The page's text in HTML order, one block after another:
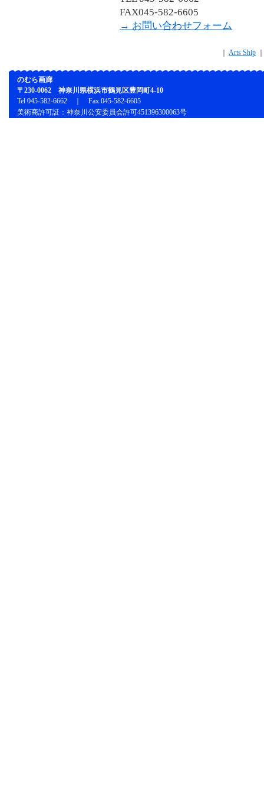
FAX045-582-6605
→ お問い合わせフォーム
Arts Ship
のむら画廊
〒230-0062 神奈川県横浜市鶴見区豊岡町4-10
Tel 045-582-6662 ｜ Fax 045-582-6605
美術商許可証：神奈川公安委員会許可451396300063号